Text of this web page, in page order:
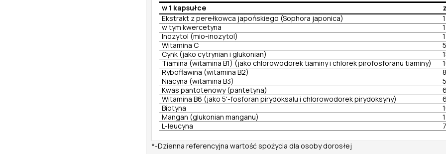
w 1 kapsułce
Ekstrakt z perełkowca japońskiego (Sophora japonica)
w tym kwercetyna
Inozytol (mio-inozytol)
Witamina C
Cynk (jako cytrynian i glukonian)
Tiamina (witamina B1) (jako chlorowodorek tiaminy i chlorek pirofosforanu tiaminy)
Ryboflawina (witamina B2)
Niacyna (witamina B3)
Kwas pantotenowy (pantetyna)
Witamina B6 (jako 5'-fosforan pirydoksalu i chlorowodorek pirydoksyny)
Biotyna
Mangan (glukonian manganu)
L-leucyna
*-Dzienna referencyjna wartość spożycia dla osoby dorosłej